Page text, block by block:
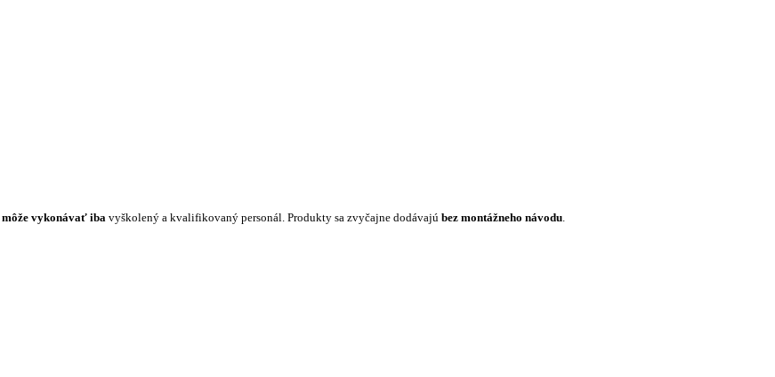
môže vykonávať iba vyškolený a kvalifikovaný personál. Produkty sa zvyčajne dodávajú bez montážneho návodu